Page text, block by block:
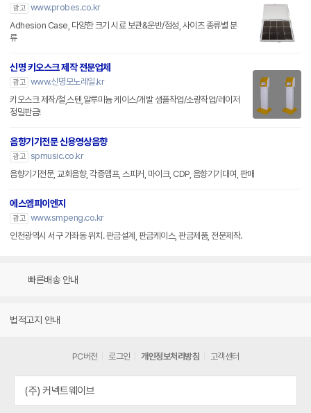
광고 www.probes.co.kr
Adhesion Case, 다양한 크기 시료 보관&운반/점성, 사이즈 종류별 분
류
신명 키오스크 제작 전문업체
광고 www.신명모노레일.kr
키오스크 제작/철,스텐,알루미늄 케이스/개발 샘플작업/소량작업/레이저
정밀판금!
음향기기전문 신용영상음향
광고 spmusic.co.kr
음향기기전문, 교회음향, 각종앰프, 스피커, 마이크, CDP, 음향기기대여, 판매
에스엠피이엔지
광고 www.smpeng.co.kr
인천광역시 서구 가좌동 위치. 판금설계, 판금케이스, 판금제품, 전문제작.
빠른배송 안내
법적고지 안내
PC버전 로그인 개인정보처리방침 고객센터
(주) 커넥트웨이브